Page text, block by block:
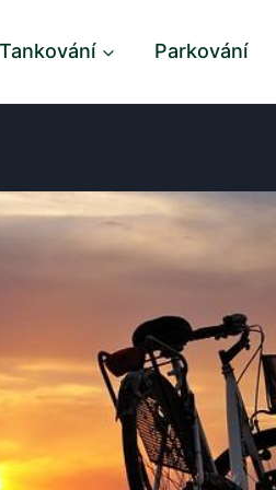
Tankování Parkování